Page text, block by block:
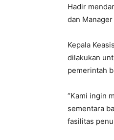
Hadir
dan
Kepala
dilakukan
pemerintah
“Kami ingin
sementara
fasilitas